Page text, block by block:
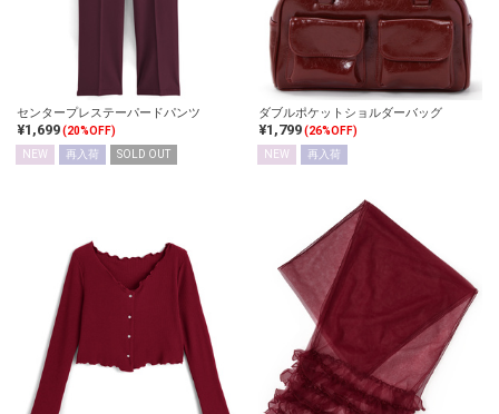
センタープレステーパードパンツ
¥1,699(20%OFF)
NEW
再入荷 SOLD OUT
ダブルポケットショルダーバッグ
¥1,799(26%OFF)
NEW
再入荷